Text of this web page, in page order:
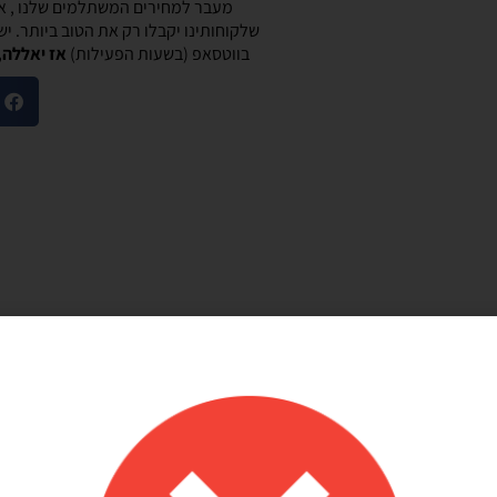
מעבר למחירים המשתלמים שלנו ,
שלקוחותינו יקבלו רק את הטוב
בווטסאפ (בשעות הפעילות) אז
אפשרות נוחה